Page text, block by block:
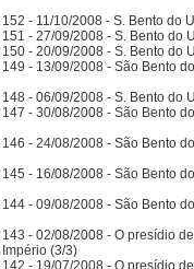
- 11/10/2008 - S. Bento do
- 27/09/2008 - S. Bento do
- 20/09/2008 - S. Bento do
- 13/09/2008 - São Bento
- 06/09/2008 - S. Bento do
- 30/08/2008 - São Bento
- 24/08/2008 - São Bento
- 16/08/2008 - São Bento
- 09/08/2008 - São Bento
- 02/08/2008 - O presídio
(3/3)
- 19/07/2008 - O presídio